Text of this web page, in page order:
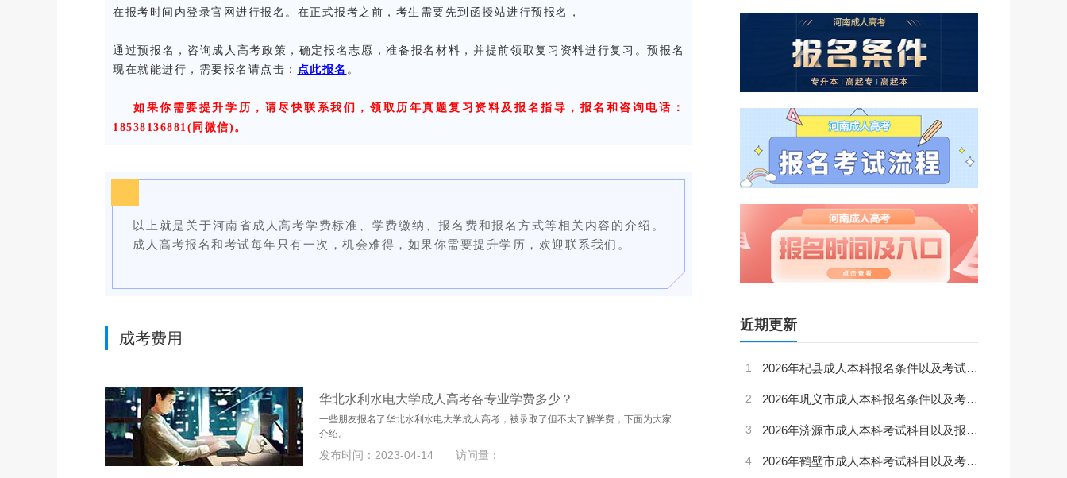
在报考时间内登录官网进行报名。在正式报考之前，考生需要先到函授站进行预报名，
通过预报名，咨询成人高考政策，确定报名志愿，准备报名材料，并提前领取复习资料进行复习。预报名
现在就能进行，需要报名请点击：
点此报名 。
如果你需要提升学历，请尽快联系我们，领取历年真题复习资料及报名指导，报名和咨询电话：
18538136881(同微信)。
以上就是关于河南省成人高考学费标准、学费缴纳、报名费和报名方式等相关内容的介绍。
成人高考报名和考试每年只有一次，机会难得，如果你需要提升学历，欢迎联系我们。
成考费用
华北水利水电大学成人高考各专业学费多少？
一些朋友报名了华北水利水电大学成人高考，被录取了但不太了解学费，下面为大家
介绍。
发布时间：2023-04-14 访问量：
近期更新
1 2026年杞县成人本科报名条件以及考试科目是？（最新版）
2 2026年巩义市成人本科报名条件以及考试内容是？（最新版）
3 2026年济源市成人本科考试科目以及报名条件（最新版）
4 2026年鹤壁市成人本科考试科目以及考试内容是（最新版）